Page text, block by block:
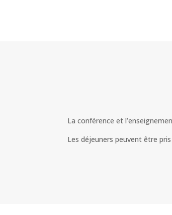
La conférence et
Les déjeuners peuvent être